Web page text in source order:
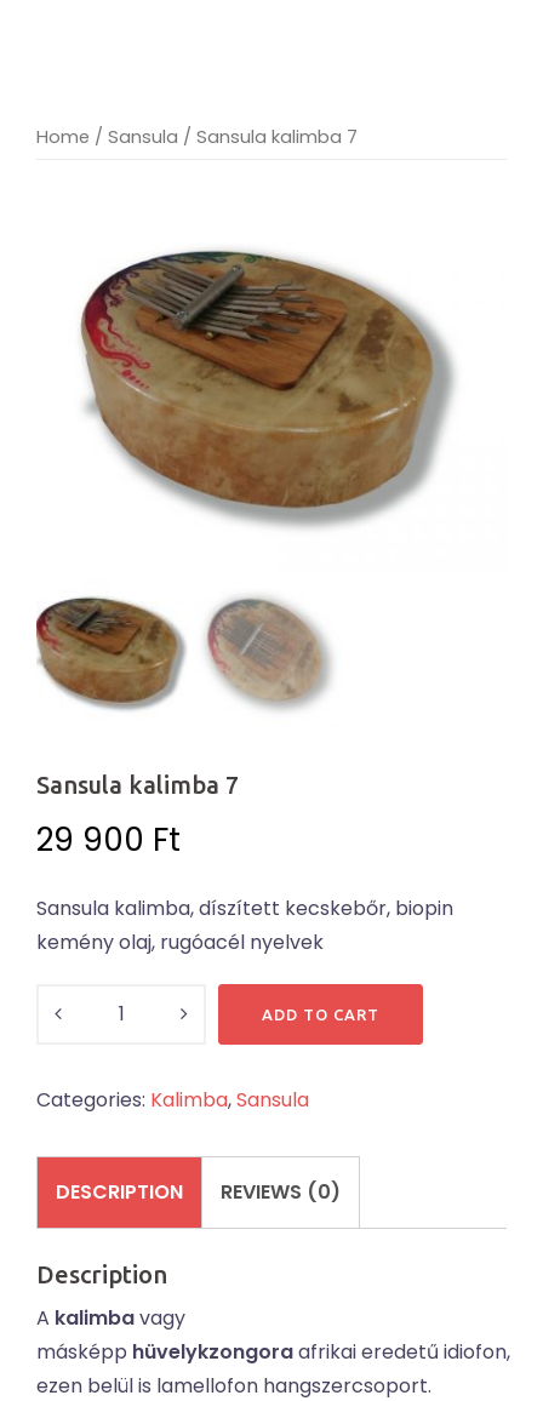
Home / Sansula / Sansula kalimba 7
Sansula kalimba 7
29 900 Ft
Sansula kalimba, díszített kecskebőr, biopin
kemény olaj, rugóacél nyelvek
quantity
ADD TO CART
Categories: Kalimba,Sansula
DESCRIPTION REVIEWS (0)
Description
A kalimbavagy
másképp hüvelykzongoraafrikai eredetű idiofon,
ezen belül is lamellofon hangszercsoport.